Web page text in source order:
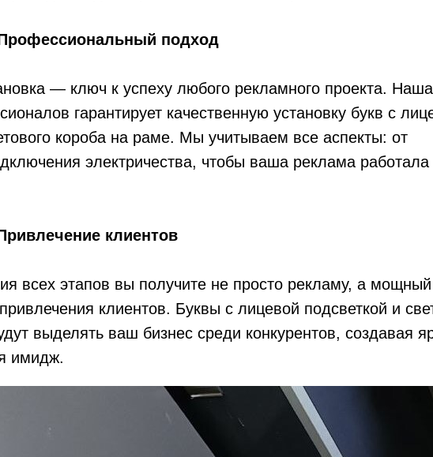
подход
— ключ к успеху любого рекламного проекта. Наша
гарантирует качественную установку букв с
короба на раме. Мы учитываем все аспекты: от
электричества, чтобы ваша реклама работала
клиентов
всех этапов вы получите не просто рекламу, а мощный
клиентов. Буквы с лицевой подсветкой и
выделять ваш бизнес среди конкурентов, создавая
имидж.